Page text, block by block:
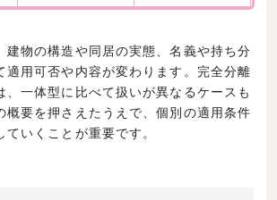
建物の構造や同居の実態、名義や持ち分
適用可否や内容が変わります。完全分離
、一体型に比べて扱いが異なるケースも
概要を押さえたうえで、個別の適用条件
いくことが重要です。